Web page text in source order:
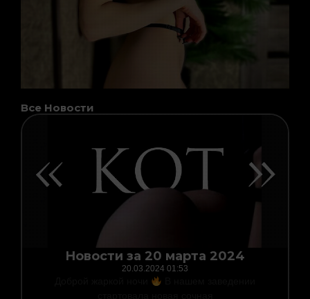
Все Новости
Новости за 20 марта 2024
20.03.2024 01:53